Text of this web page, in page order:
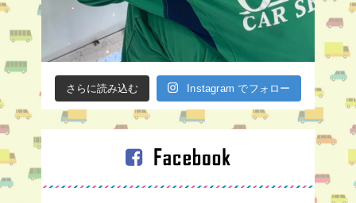
さらに読み込む Instagram でフォロー